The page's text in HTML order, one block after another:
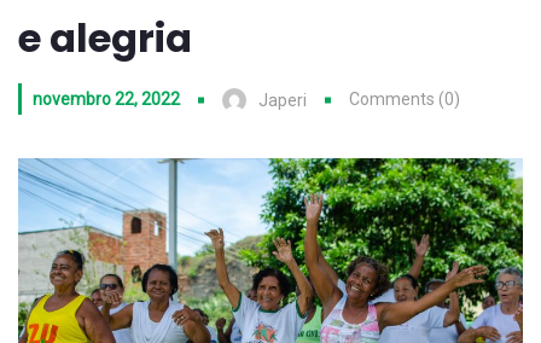
e alegria
novembro 22, 2022 Japeri Comments (0)